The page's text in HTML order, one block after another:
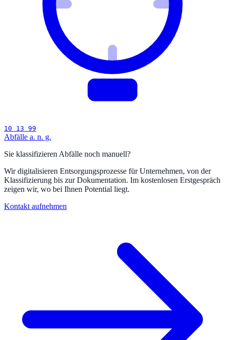
10 13 99
Abfälle a. n. g.
Sie klassifizieren Abfälle noch manuell?
Wir digitalisieren Entsorgungsprozesse für Unternehmen, von der
Klassifizierung bis zur Dokumentation. Im kostenlosen Erstgespräch
zeigen wir, wo bei Ihnen Potential liegt.
Kontakt aufnehmen